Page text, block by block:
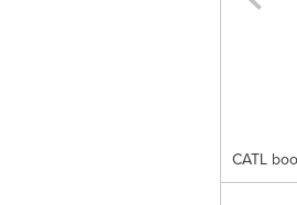
CATL